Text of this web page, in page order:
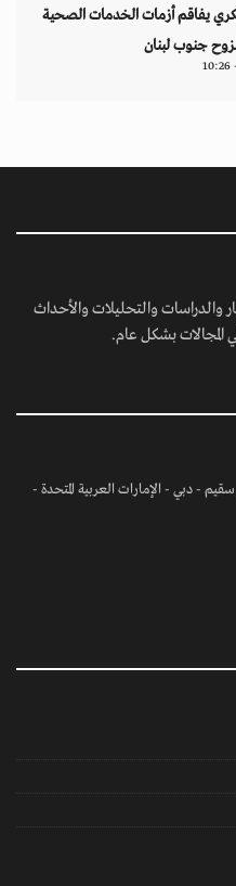
يفاقم أزمات الخدمات الصحية
جنوب لبنان
والدراسات والتحليلات والأحداث
بشكل عام.
- دبي - الإمارات العربية المتحدة -